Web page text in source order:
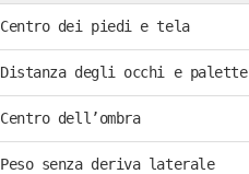
Centro dei piedi e tela
Distanza degli occhi e palette
Centro dell’ombra
Peso senza deriva laterale